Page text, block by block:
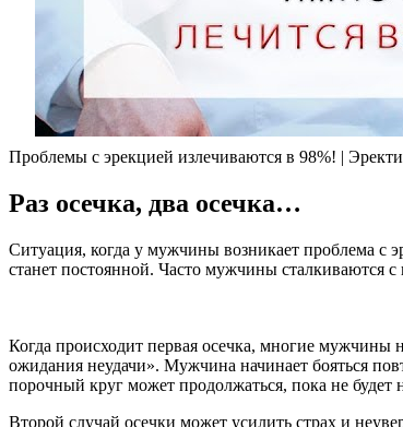
Проблемы с эрекцией излечиваются в 98%! |
Раз осечка, два осечка…
Ситуация, когда у мужчины возникает проблема с
станет постоянной. Часто мужчины сталкиваются
Когда происходит первая осечка, многие мужчины
ожидания неудачи». Мужчина начинает бояться
порочный круг может продолжаться, пока не
Второй случай осечки может усилить страх и